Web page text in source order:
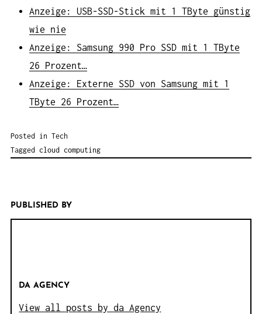
Anzeige: USB-SSD-Stick mit 1 TByte günstig
wie nie
Anzeige: Samsung 990 Pro SSD mit 1 TByte
26 Prozent…
Anzeige: Externe SSD von Samsung mit 1
TByte 26 Prozent…
Posted in Tech
Tagged cloud computing
PUBLISHED BY
DA AGENCY
View all posts by da Agency